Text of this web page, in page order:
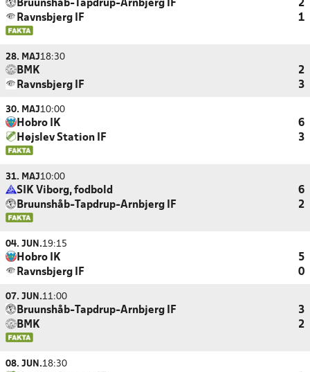
Bruunshåb-Tapdrup-Arnbjerg IF
2
Ravnsbjerg IF
1
28. MAJ18:30
BMK
2
Ravnsbjerg IF
3
30. MAJ10:00
Hobro IK
6
Højslev Station IF
3
31. MAJ10:00
SIK Viborg, fodbold
6
Bruunshåb-Tapdrup-Arnbjerg IF
2
04. JUN.19:15
Hobro IK
5
Ravnsbjerg IF
0
07. JUN.11:00
Bruunshåb-Tapdrup-Arnbjerg IF
3
BMK
2
08. JUN.18:30